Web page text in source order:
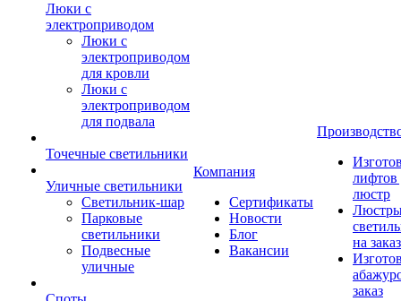
Люки с
электроприводом
Люки с
электроприводом
для кровли
Люки с
электроприводом
для подвала
Точечные светильники
Уличные светильники
Светильник-шар
Парковые
светильники
Подвесные
уличные
Компания
Сертификаты
Новости
Блог
Вакансии
лифтов
люстр
на заказ
заказ